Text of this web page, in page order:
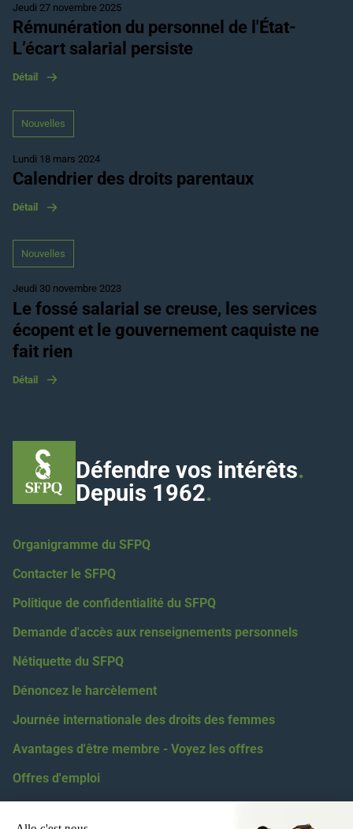
Jeudi 27 novembre 2025
Rémunération du personnel de l'État-
L’écart salarial persiste
Détail
Nouvelles
Lundi 18 mars 2024
Calendrier des droits parentaux
Détail
Nouvelles
Jeudi 30 novembre 2023
Le fossé salarial se creuse, les services
écopent et le gouvernement caquiste ne
fait rien
Détail
Défendre vos intérêts.
Depuis 1962.
Organigramme du SFPQ
Contacter le SFPQ
Politique de confidentialité du SFPQ
Demande d'accès aux renseignements personnels
Nétiquette du SFPQ
Dénoncez le harcèlement
Journée internationale des droits des femmes
Avantages d'être membre - Voyez les offres
Offres d'emploi
Coordonnées